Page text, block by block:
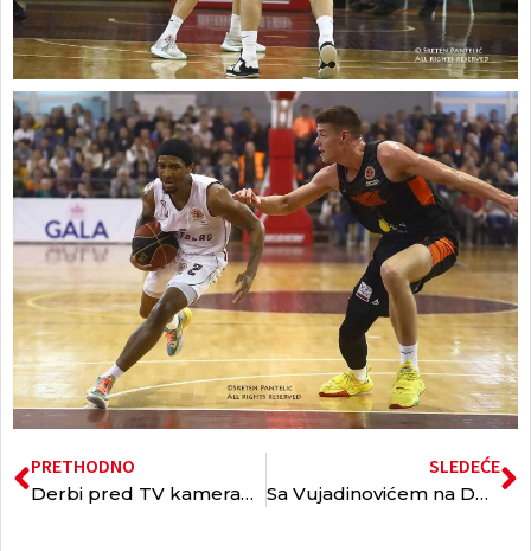
PRETHODNO
Derbi pred TV kamerama
SLEDEĆE
Sa Vujadinovićem na Dunav